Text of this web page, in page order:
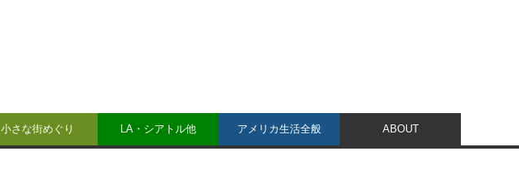
小さな街めぐり LA・シアトル他 アメリカ生活全般 ABOUT